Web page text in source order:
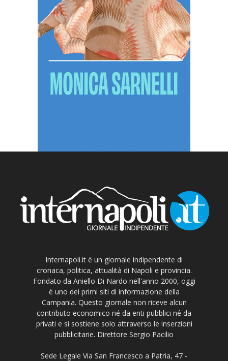
Internapoli.it è un giornale indipendente di
cronaca, politica, attualità di Napoli e provincia.
Fondato da Aniello Di Nardo nell'anno 2000, oggi
è uno dei primi siti di informazione della
Campania. Questo giornale non riceve alcun
contributo economico né da enti pubblici né da
privati e si sostiene solo attraverso le inserzioni
pubblicitarie. Direttore Sergio Pacilio
Sede Legale Via San Francesco a Patria, 47 -